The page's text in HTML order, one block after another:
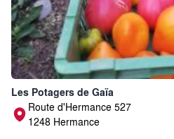
Les Potagers de Gaïa
Route d'Hermance 527
1248 Hermance